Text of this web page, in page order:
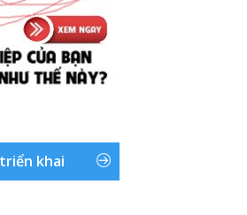
khai